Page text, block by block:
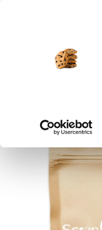
MOULES SILICONE